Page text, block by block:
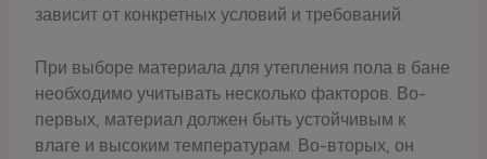
зависит от конкретных условий и требований.
При выборе материала для утепления пола в бане
необходимо учитывать несколько факторов. Во-
первых, материал должен быть устойчивым к
влаге и высоким температурам. Во-вторых, он